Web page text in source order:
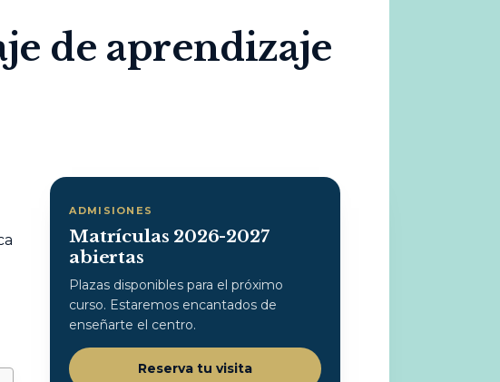
de aprendizaje
ADMISIONES
Matrículas 2026-2027
abiertas
Plazas disponibles para el próximo
curso. Estaremos encantados de
enseñarte el centro.
Reserva tu visita